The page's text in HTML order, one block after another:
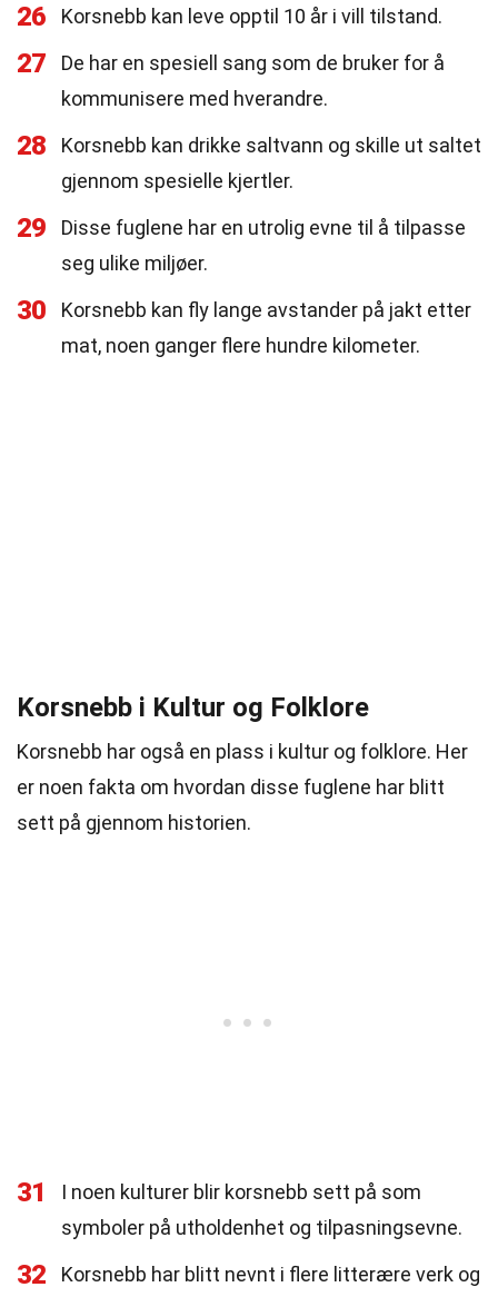
26 Korsnebb kan leve opptil 10 år i vill tilstand.
27
De har en spesiell sang som de bruker for å
kommunisere med hverandre.
28
Korsnebb kan drikke saltvann og skille ut saltet
gjennom spesielle kjertler.
29
Disse fuglene har en utrolig evne til å tilpasse
seg ulike miljøer.
30
Korsnebb kan fly lange avstander på jakt etter
mat, noen ganger flere hundre kilometer.
Korsnebb i Kultur og Folklore
Korsnebb har også en plass i kultur og folklore. Her
er noen fakta om hvordan disse fuglene har blitt
sett på gjennom historien.
31
I noen kulturer blir korsnebb sett på som
symboler på utholdenhet og tilpasningsevne.
32
Korsnebb har blitt nevnt i flere litterære verk og